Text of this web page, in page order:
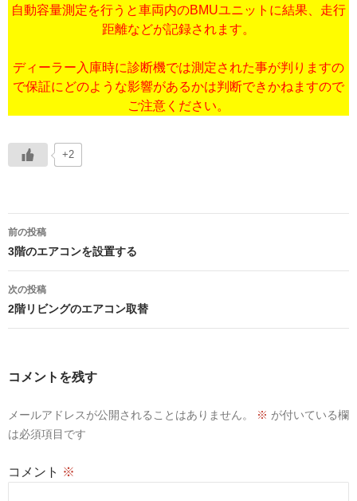
自動容量測定を行うと車両内のBMUユニットに結果、走行
距離などが記録されます。
ディーラー入庫時に診断機では測定された事が判りますの
で保証にどのような影響があるかは判断できかねますので
ご注意ください。
+2
投
稿
ナ
ビ
ョ
前の投稿
3階のエアコンを設置する
次の投稿
2階リビングのエアコン取替
コメントを残す
メールアドレスが公開されることはありません。 ※ が付いている欄
は必須項目です
コメント ※